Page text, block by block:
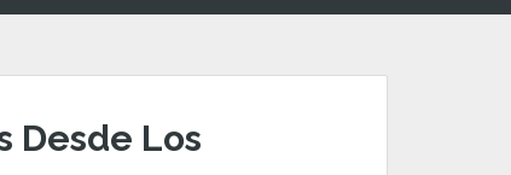
Desde Los